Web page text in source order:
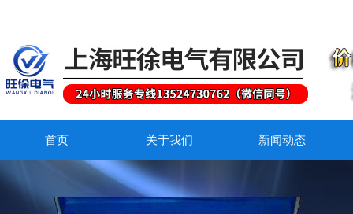
首页 关于我们 新闻动态